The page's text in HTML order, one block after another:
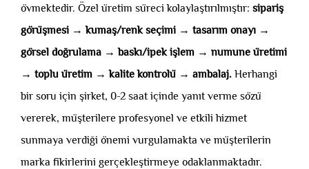
övmektedir. Özel üretim süreci kolaylaştırılmıştır: sipariş
görüşmesi → kumaş/renk seçimi → tasarım onayı →
görsel doğrulama → baskı/ipek işlem → numune üretimi
→ toplu üretim → kalite kontrolü → ambalaj. Herhangi
bir soru için şirket, 0-2 saat içinde yanıt verme sözü
vererek, müşterilere profesyonel ve etkili hizmet
sunmaya verdiği önemi vurgulamakta ve müşterilerin
marka fikirlerini gerçekleştirmeye odaklanmaktadır.